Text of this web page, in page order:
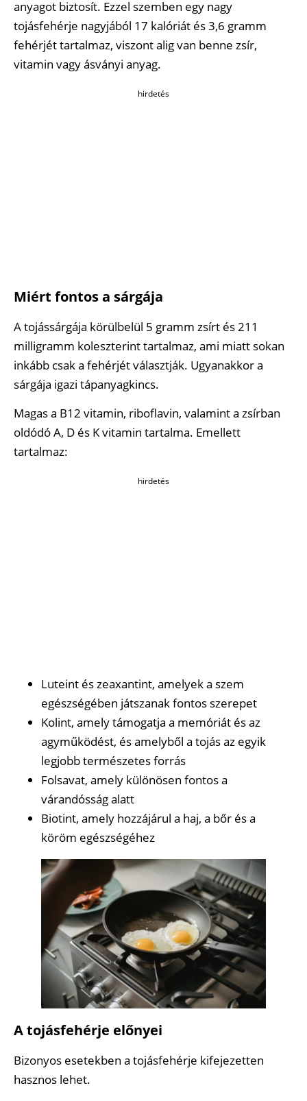
anyagot biztosít. Ezzel szemben egy nagy
tojásfehérje nagyjából 17 kalóriát és 3,6 gramm
fehérjét tartalmaz, viszont alig van benne zsír,
vitamin vagy ásványi anyag.
hirdetés
Miért fontos a sárgája
A tojássárgája körülbelül 5 gramm zsírt és 211
milligramm koleszterint tartalmaz, ami miatt sokan
inkább csak a fehérjét választják. Ugyanakkor a
sárgája igazi tápanyagkincs.
Magas a B12 vitamin, riboflavin, valamint a zsírban
oldódó A, D és K vitamin tartalma. Emellett
tartalmaz:
hirdetés
Luteint és zeaxantint, amelyek a szem
egészségében játszanak fontos szerepet
Kolint, amely támogatja a memóriát és az
agyműködést, és amelyből a tojás az egyik
legjobb természetes forrás
Folsavat, amely különösen fontos a
várandósság alatt
Biotint, amely hozzájárul a haj, a bőr és a
köröm egészségéhez
A tojásfehérje előnyei
Bizonyos esetekben a tojásfehérje kifejezetten
hasznos lehet.